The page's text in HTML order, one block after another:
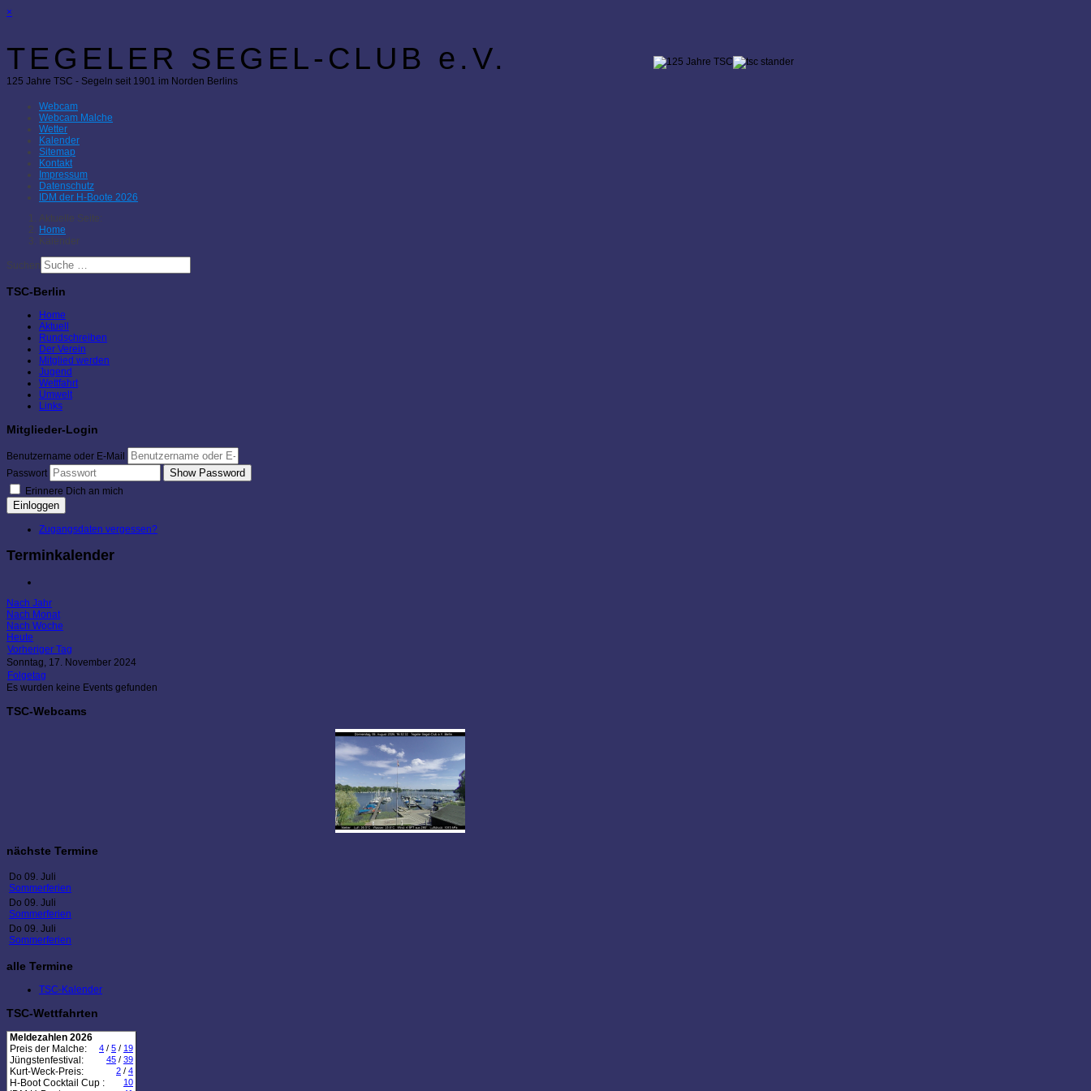
×
TEGELER SEGEL-CLUB e.V.
125 Jahre TSC - Segeln seit 1901 im Norden Berlins
Webcam
Webcam Malche
Wetter
Kalender
Sitemap
Kontakt
Impressum
Datenschutz
IDM der H-Boote 2026
Aktuelle Seite:
Home
Kalender
Suchen
TSC-Berlin
Home
Aktuell
Rundschreiben
Der Verein
Mitglied werden
Jugend
Wettfahrt
Umwelt
Links
Mitglieder-Login
Benutzername oder E-Mail
Passwort
Show Password
Erinnere Dich an mich
Einloggen
Zugangsdaten vergessen?
Terminkalender
Nach Jahr
Nach Monat
Nach Woche
Heute
Vorheriger Tag
Sonntag, 17. November 2024
Folgetag
Es wurden keine Events gefunden
TSC-Webcams
nächste Termine
Do 09. Juli
Sommerferien
Do 09. Juli
Sommerferien
Do 09. Juli
Sommerferien
alle Termine
TSC-Kalender
TSC-Wettfahrten
Meldezahlen 2026
Preis der Malche:
4 / 5 / 19
Jüngstenfestival: 45 / 39
Kurt-Weck-Preis: 2 / 4
H-Boot Cocktail Cup : 10